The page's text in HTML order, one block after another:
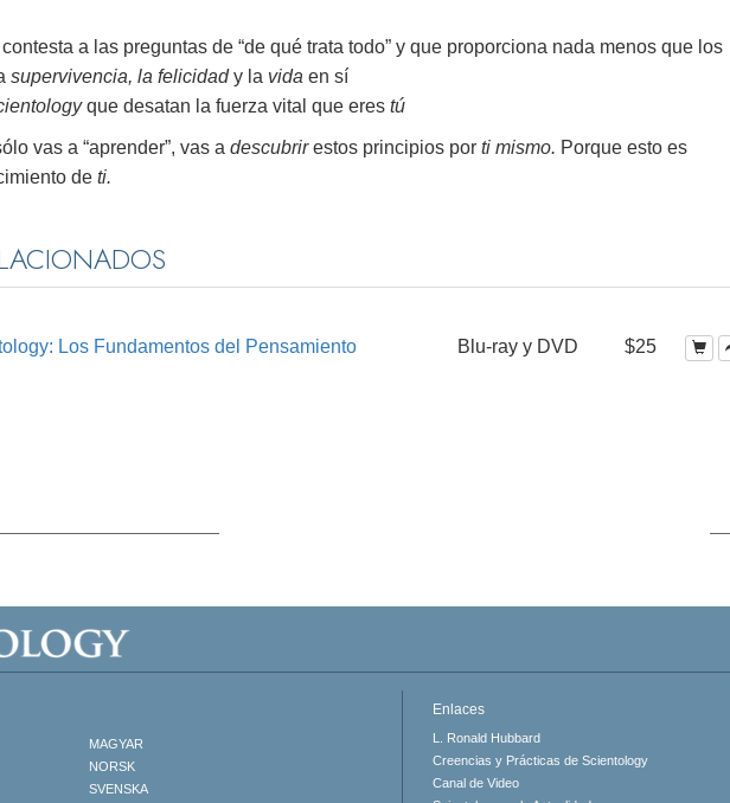
a las preguntas de “de qué trata todo” y que proporciona nada menos que los
supervivencia, la felicidady la vida en sí
que desatan la fuerza vital que eres tú
vas a “aprender”, vas a descubrirestos principios por ti mismo. Porque esto es
de ti.
Los Fundamentos del Pensamiento Blu-ray y DVD $25
MAGYAR
NORSK
SVENSKA
Enlaces
L. Ronald Hubbard
Creencias y Prácticas de Scientology
Canal de Video